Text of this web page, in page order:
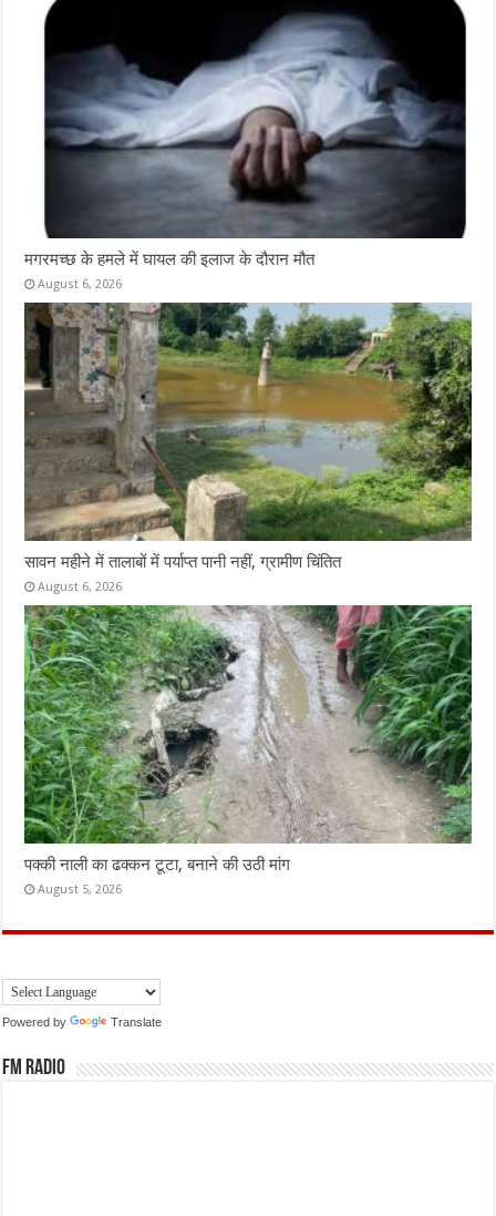
मगरमच्छ के हमले में घायल की इलाज के दौरान मौत
August 6, 2026
सावन महीने में तालाबों में पर्याप्त पानी नहीं, ग्रामीण चिंतित
August 6, 2026
पक्की नाली का ढक्कन टूटा, बनाने की उठी मांग
August 5, 2026
Powered by Translate
FM Radio